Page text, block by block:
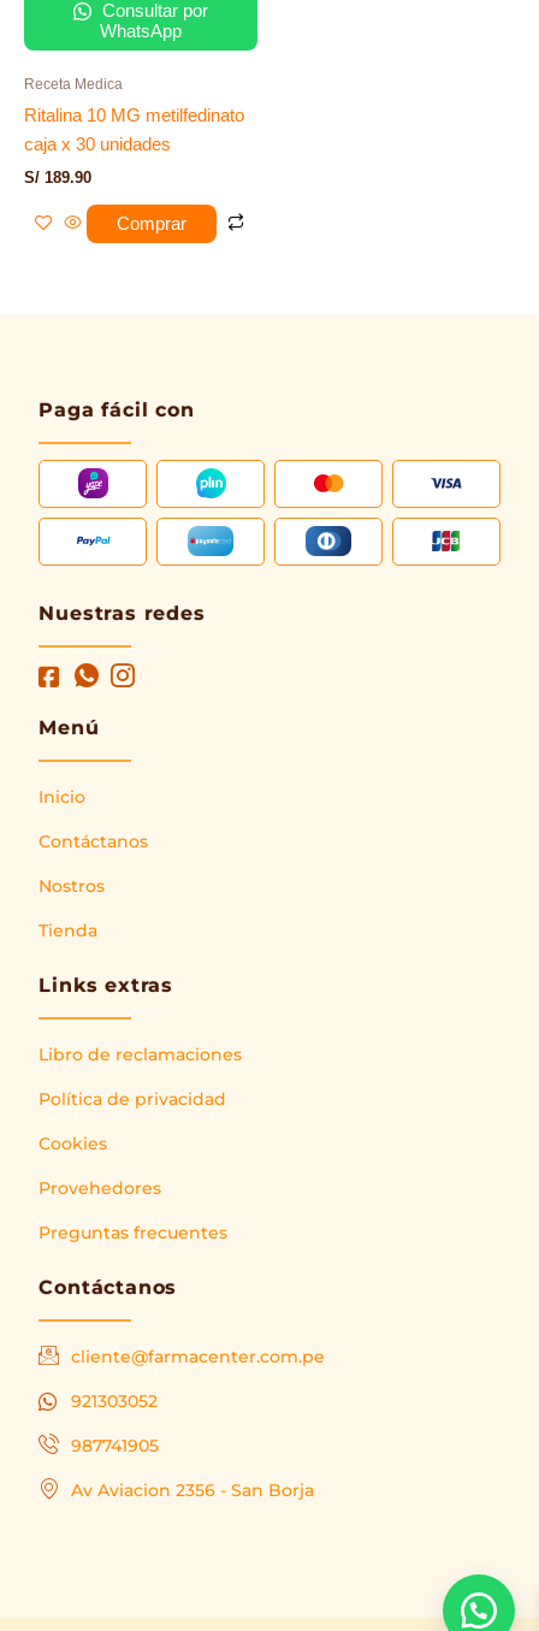
Consultar por
WhatsApp
Receta Medica
Ritalina 10 MG metilfedinato
caja x 30 unidades
S/ 189.90
Comprar
Paga fácil con
Nuestras redes
Menú
Inicio
Contáctanos
Nostros
Tienda
Links extras
Libro de reclamaciones
Política de privacidad
Cookies
Provehedores
Preguntas frecuentes
Contáctanos
cliente@farmacenter.com.pe
921303052
987741905
Av Aviacion 2356 - San Borja